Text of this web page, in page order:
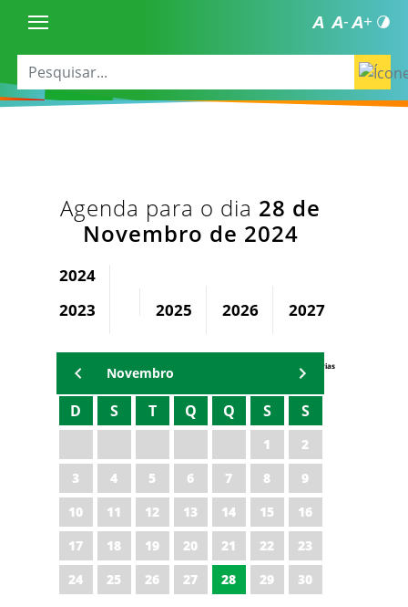
Agenda para o dia 28 de
Novembro de 2024
2024
2023
2025 2026 2027
Agenda Secretárias
Novembro
D S T Q Q S S
1
2
3
4 5 6 7 8
9
10
11 12 13 14 15
16
17
18 19 20 21 22
23
24
25 26 27 28 29 30